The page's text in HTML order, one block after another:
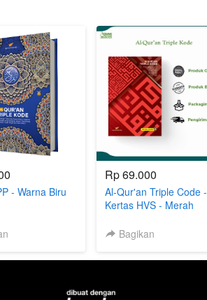
- Warna Biru
Rp 69.000
Al-Qur'an Triple Code -
Kertas HVS - Merah
Bagikan